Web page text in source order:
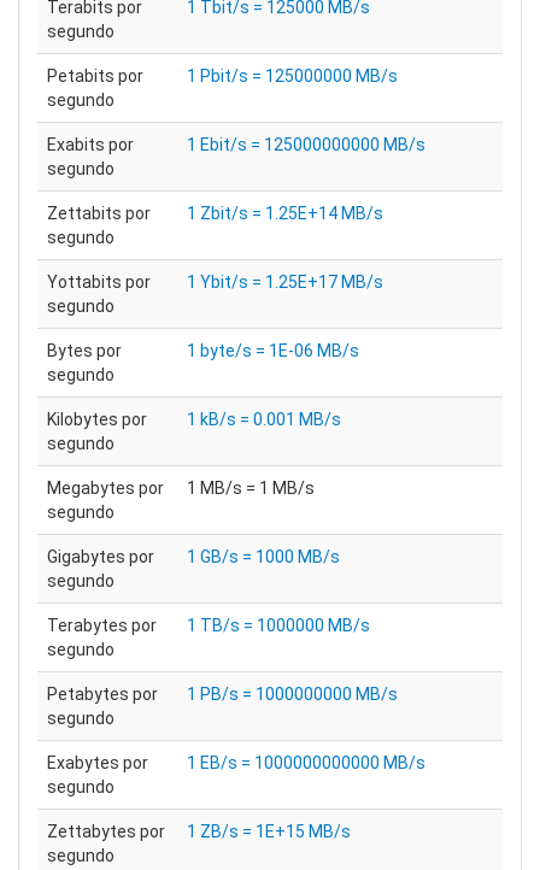
Terabits por
segundo
1 Tbit/s = 125000 MB/s
Petabits por
segundo
1 Pbit/s = 125000000 MB/s
Exabits por
segundo
1 Ebit/s = 125000000000 MB/s
Zettabits por
segundo
1 Zbit/s = 1.25E+14 MB/s
Yottabits por
segundo
1 Ybit/s = 1.25E+17 MB/s
Bytes por
segundo
1 byte/s = 1E-06 MB/s
Kilobytes por
segundo
1 kB/s = 0.001 MB/s
Megabytes por
segundo
1 MB/s = 1 MB/s
Gigabytes por
segundo
1 GB/s = 1000 MB/s
Terabytes por
segundo
1 TB/s = 1000000 MB/s
Petabytes por
segundo
1 PB/s = 1000000000 MB/s
Exabytes por
segundo
1 EB/s = 1000000000000 MB/s
Zettabytes por
segundo
1 ZB/s = 1E+15 MB/s